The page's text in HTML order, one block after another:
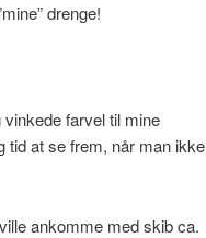
drenge!
farvel til mine
tid at se frem, når man ikke
ankomme med skib ca.